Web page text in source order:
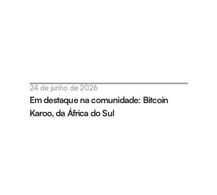
24 de junho de 2026
Em destaque na comunidade: Bitcoin
Karoo, da África do Sul